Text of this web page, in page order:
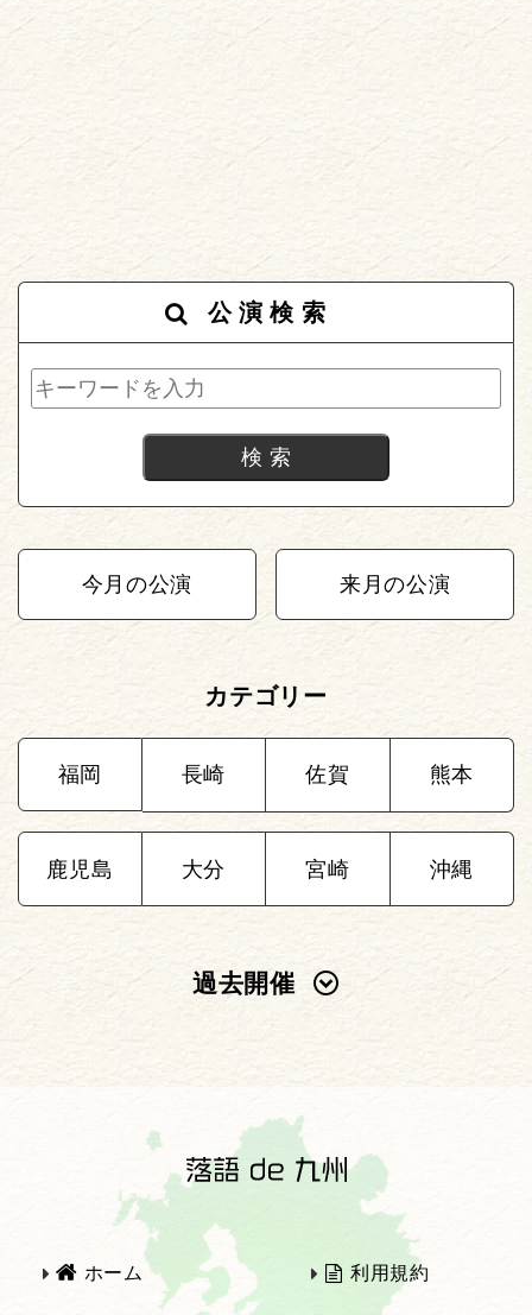
公演検索
今月の公演 来月の公演
カテゴリー
福岡 長崎 佐賀 熊本
鹿児島 大分 宮崎 沖縄
過去開催
2022年
2021年 2020年
ホーム 利用規約